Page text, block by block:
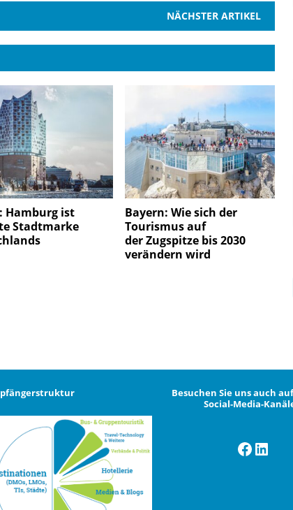
NÄCHSTER ARTIKEL
Hamburg ist
Stadtmarke
Bayern: Wie sich der
Tourismus auf
der Zugspitze bis 2030
verändern wird
Besuchen Sie uns auch
Social-Media-